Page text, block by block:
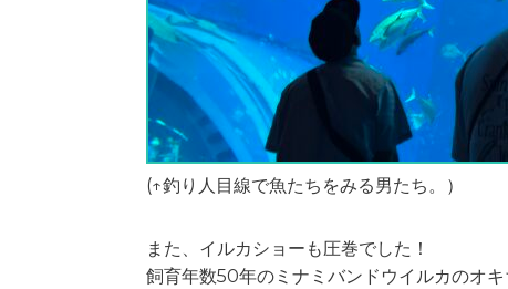
(↑釣り人目線で魚たちをみる男たち。）
また、イルカショーも圧巻でした！
飼育年数50年のミナミバンドウイルカのオ